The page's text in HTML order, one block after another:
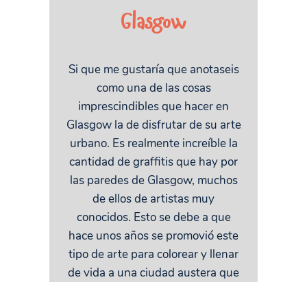
Glasgow
Si que me gustaría que anotaseis
como una de las cosas
imprescindibles que hacer en
Glasgow la de disfrutar de su arte
urbano. Es realmente increíble la
cantidad de graffitis que hay por
las paredes de Glasgow, muchos
de ellos de artistas muy
conocidos. Esto se debe a que
hace unos años se promovió este
tipo de arte para colorear y llenar
de vida a una ciudad austera que